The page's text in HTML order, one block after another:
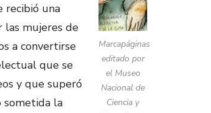
Marcapáginas
editado por
el Museo
Nacional de
Ciencia y
recibió una
las mujeres de
a convertirse
que se
y que superó
sometida la